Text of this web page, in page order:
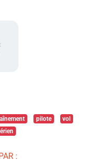
pilote
vol
: